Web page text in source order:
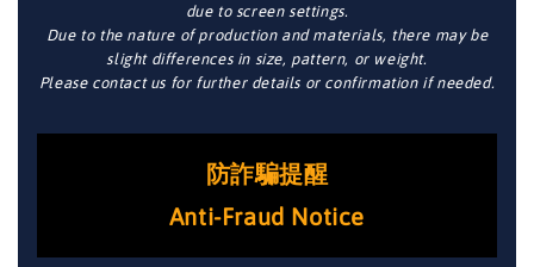
due to screen settings.
Due to the nature of production and materials, there may be
slight differences in size, pattern, or weight.
Please contact us for further details or confirmation if needed.
防詐騙提醒
Anti-Fraud Notice